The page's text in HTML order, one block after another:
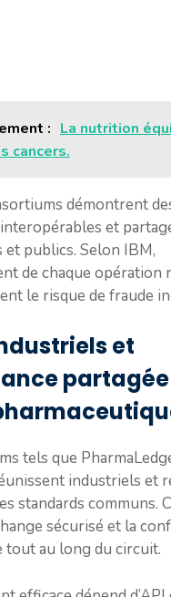
: La nutrition
cancers.
démontrent
et
publics. Selon IBM,
de chaque opération
le risque de fraude
et
tels que
industriels et
standards communs.
sécurisé et la
tout au long du circuit.